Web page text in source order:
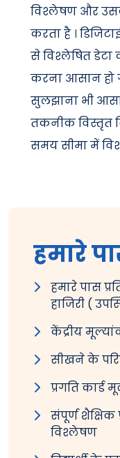
विश्लेषण और उसके
करता है ।
से विश्लेषित
करना आसान हो
सुलझाना भी
तकनीक विस्तृत
समय सीमा में
हमारे
हमारे पास
हाजिरी (
केंद्रीय
सीखने के
प्रगति कार्ड
संपूर्ण शैक्षिक
विश्लेषण